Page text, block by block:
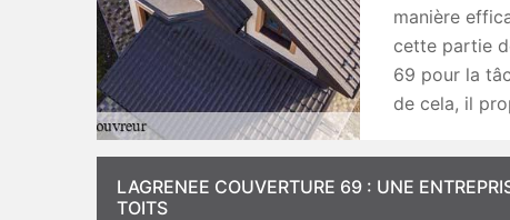
manière
cette partie
69 pour la
de cela, il
LAGRENEE COUVERTURE 69 : UNE
TOITS